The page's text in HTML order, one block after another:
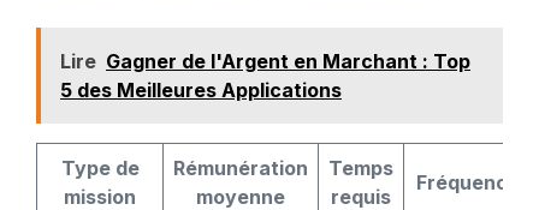
Lire Gagner de l'Argent en Marchant : Top
5 des Meilleures Applications
Type de
mission
Rémunération
moyenne
Temps
requis
Fréquence